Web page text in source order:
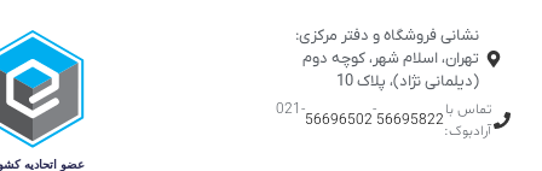
نشانی فروشگاه و دفتر مرکزی:
تهران، اسلام شهر، کوچه دوم
(دیلمانی نژاد)، پلاک 10
تماس با
آرادبوک:
56695822
-
56696502
-021